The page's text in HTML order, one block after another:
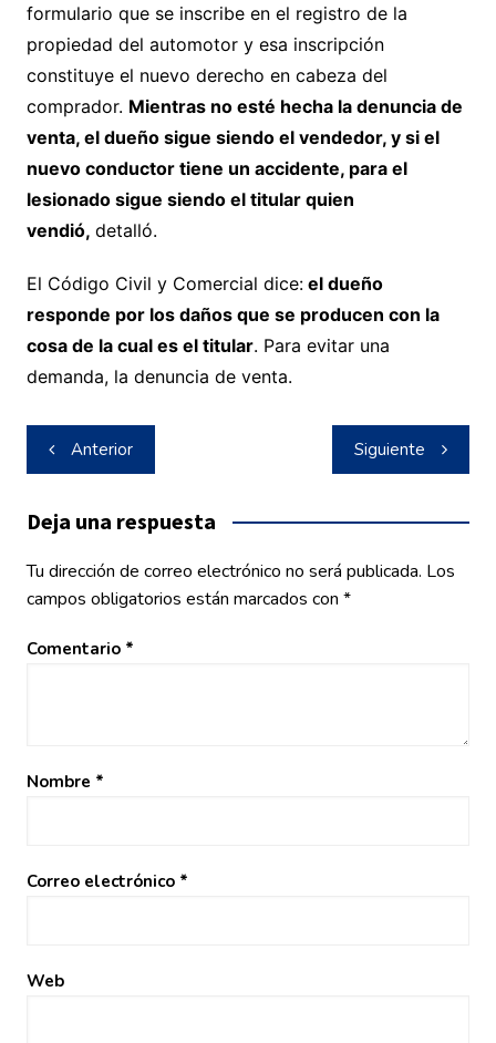
formulario que se inscribe en el registro de la
propiedad del automotor y esa inscripción
constituye el nuevo derecho en cabeza del
comprador.  Mientras no esté hecha la denuncia de
venta, el dueño sigue siendo el vendedor, y si el
nuevo conductor tiene un accidente, para el
lesionado sigue siendo el titular quien
vendió, detalló.
El Código Civil y Comercial dice:el dueño
responde por los daños que se producen con la
cosa de la cual es el titular. Para evitar una
demanda, la denuncia de venta.
Navegación
de
entradas
Anterior Siguiente
Deja una respuesta
Tu dirección de correo electrónico no será publicada. Los
campos obligatorios están marcados con *
Comentario *
Nombre *
Correo electrónico *
Web